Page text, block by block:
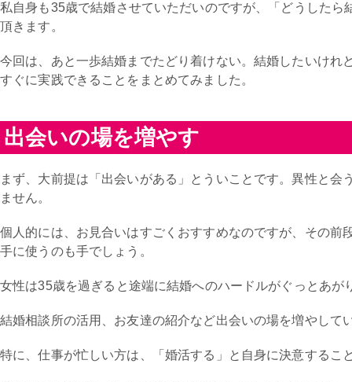
私自身も35歳で結婚させていただいのですが、「どうしたら
頂きます。
今回は、あと一歩結婚までたどり着けない。結婚したいけれ
すぐに実践できることをまとめてみました。
出会いの場を増やす
まず、大前提は「出会いがある」とういことです。異性と会
ません。
個人的には、お見合いはすごくおすすめなのですが、その前
手に使うのも手でしょう。
女性は35歳を過ぎると途端に結婚へのハードルがぐっとあが
結婚相談所の活用、お友達の紹介など出会いの場を増やして
特に、仕事が忙しい方は、「婚活する」と自身に決意するこ